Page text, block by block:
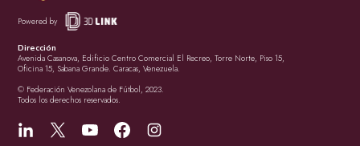
Powered by
Dirección
Avenida Casanova, Edificio Centro Comercial El Recreo, Torre Norte, Piso 15,
Oficina 15, Sabana Grande. Caracas, Venezuela.
© Federación Venezolana de Fútbol, 2023.
Todos los derechos reservados.